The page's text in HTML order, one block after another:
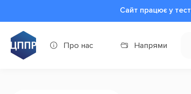
Сайт працює у
Про нас Напрями